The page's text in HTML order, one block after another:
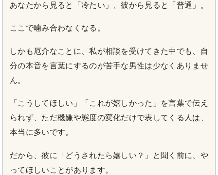
あなたから見ると「冷たい」、彼から見ると「普通」。
ここで噛み合わなくなる。
しかも厄介なことに、私が相談を受けてきた中でも、自
分の本音を言葉にするのが苦手な男性は少なくありませ
ん。
「こうしてほしい」「これが嬉しかった」を言葉で伝え
られず、ただ機嫌や態度の変化だけで表してくる人は、
本当に多いです。
だから、彼に「どうされたら嬉しい？」と聞く前に、や
ってほしいことがあります。